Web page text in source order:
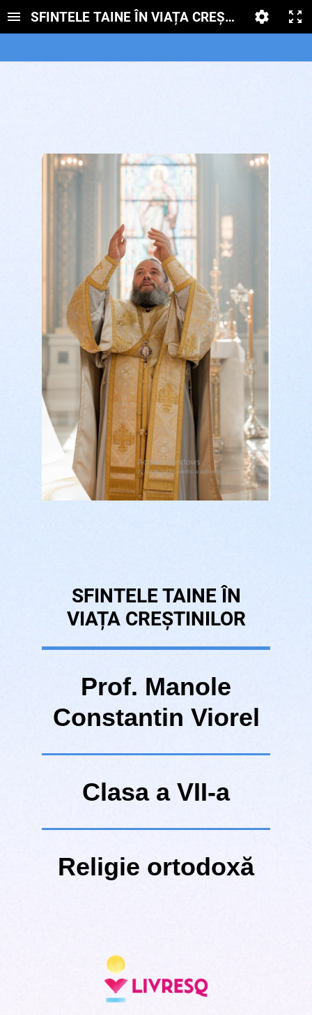
SFINTELE TAINE ÎN VIAȚA CREȘTINILOR
SFINTELE TAINE ÎN
VIAȚA CREȘTINILOR
Prof. Manole
Constantin Viorel
Clasa a VII-a
Religie ortodoxă